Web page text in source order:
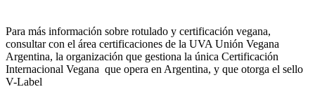
Para más información sobre rotulado y certificación vegana,
consultar con el área certificaciones de la UVA Unión Vegana
Argentina, la organización que gestiona la única Certificación
Internacional Vegana que opera en Argentina, y que otorga el sello
V-Label